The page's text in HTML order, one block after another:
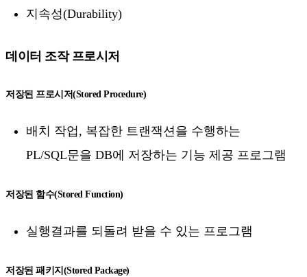
지속성(Durability)
데이터 조작 프로시저
저장된 프로시저(Stored Procedure)
배치 작업, 복잡한 트랜잭션을 수행하는
PL/SQL문을 DB에 저장하는 기능 제공 프로그램
저장된 함수(Stored Function)
실행결과를 되돌려 받을 수 있는 프로그램
저장된 패키지(Stored Package)